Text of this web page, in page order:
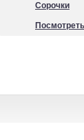
Сорочки